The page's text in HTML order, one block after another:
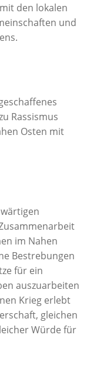
den lokalen
und
Rassismus
Osten mit
im Nahen
Bestrebungen
für ein
auszuarbeiten
Krieg erlebt
gleichen
Würde für